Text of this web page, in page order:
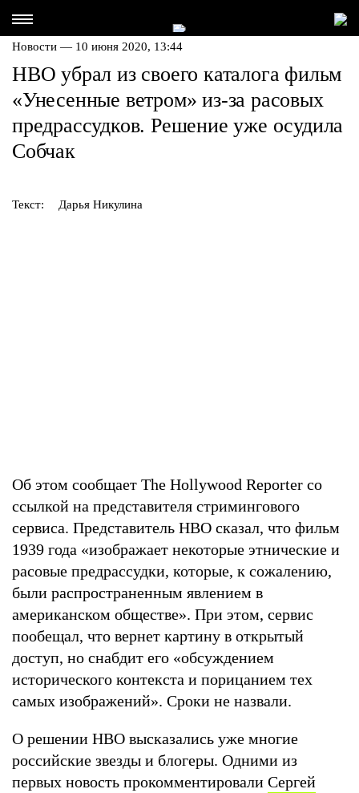
Новости — 10 июня 2020, 13:44
HBO убрал из своего каталога фильм
«Унесенные ветром» из-за расовых
предрассудков. Решение уже осудила
Собчак
Текст: Дарья Никулина
Об этом сообщает The Hollywood Reporter со
ссылкой на представителя стримингового
сервиса. Представитель HBO сказал, что фильм
1939 года «изображает некоторые этнические и
расовые предрассудки, которые, к сожалению,
были распространенным явлением в
американском обществе». При этом, сервис
пообещал, что вернет картину в открытый
доступ, но снабдит его «обсуждением
исторического контекста и порицанием тех
самых изображений». Сроки не назвали.
О решении HBO высказались уже многие
российские звезды и блогеры. Одними из
первых новость прокомментировали Сергей